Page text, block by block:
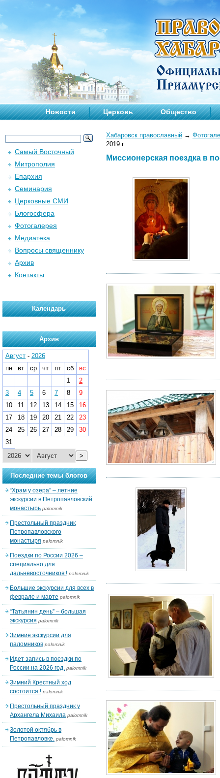
Новости Церковь Общество
Хабаровск православный →
2019 г.
Миссионерская поездка в
Самый Восточный
Митрополия
Епархия
Семинария
Церковные СМИ
Блогосфера
Фотогалерея
Медиатека
Вопросы священнику
Архив
Контакты
Календарь
Архив
Август - 2026
пн
вт ср чт пт сб
вс
1
2
3
4 5 6 7 8
9
10
11 12 13 14 15
16
17
18 19 20 21 22
23
24
25 26 27 28 29
30
31
>
Последние темы блогов
“Храм у озера” – летние
экскурсии в Петропавловский
монастырь palomnik
Престольный праздник
Петропавловского
монастыря palomnik
Поездки по России 2026 –
специально для
дальневосточников ! palomnik
Большие экскурсии для всех в
феврале и марте palomnik
“Татьянин день” – большая
экскурсия palomnik
Зимние экскурсии для
паломников palomnik
Идет запись в поездки по
России на 2026 год. palomnik
Зимний Крестный ход
состоится ! palomnik
Престольный праздник у
Архангела Михаила palomnik
Золотой октябрь в
Петропавловке. palomnik